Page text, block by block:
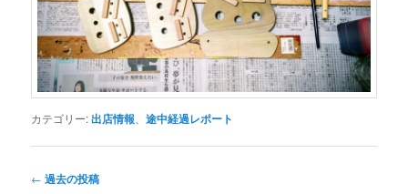
カテゴリー:出店情報 、途中経過レポート
投← 過去の投稿